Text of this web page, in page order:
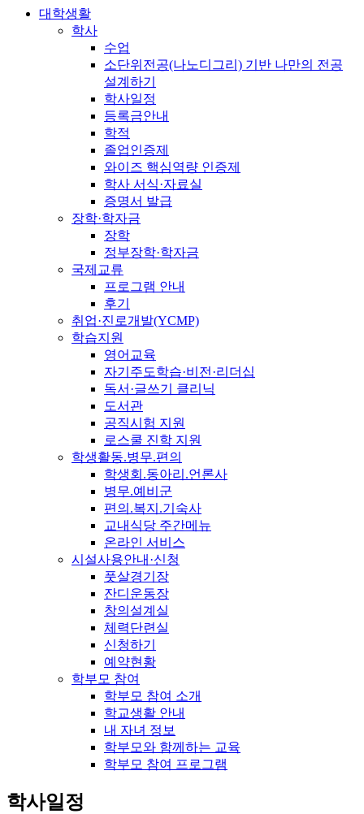
대학생활
학사
수업
소단위전공(나노디그리) 기반 나만의 전공
설계하기
학사일정
등록금안내
학적
졸업인증제
와이즈 핵심역량 인증제
학사 서식·자료실
증명서 발급
장학·학자금
장학
정부장학·학자금
국제교류
프로그램 안내
후기
취업·진로개발(YCMP)
학습지원
영어교육
자기주도학습·비전·리더십
독서·글쓰기 클리닉
도서관
공직시험 지원
로스쿨 진학 지원
학생활동.병무.편의
학생회.동아리.언론사
병무.예비군
편의.복지.기숙사
교내식당 주간메뉴
온라인 서비스
시설사용안내·신청
풋살경기장
잔디운동장
창의설계실
체력단련실
신청하기
예약현황
학부모 참여
학부모 참여 소개
학교생활 안내
내 자녀 정보
학부모와 함께하는 교육
학부모 참여 프로그램
학사일정